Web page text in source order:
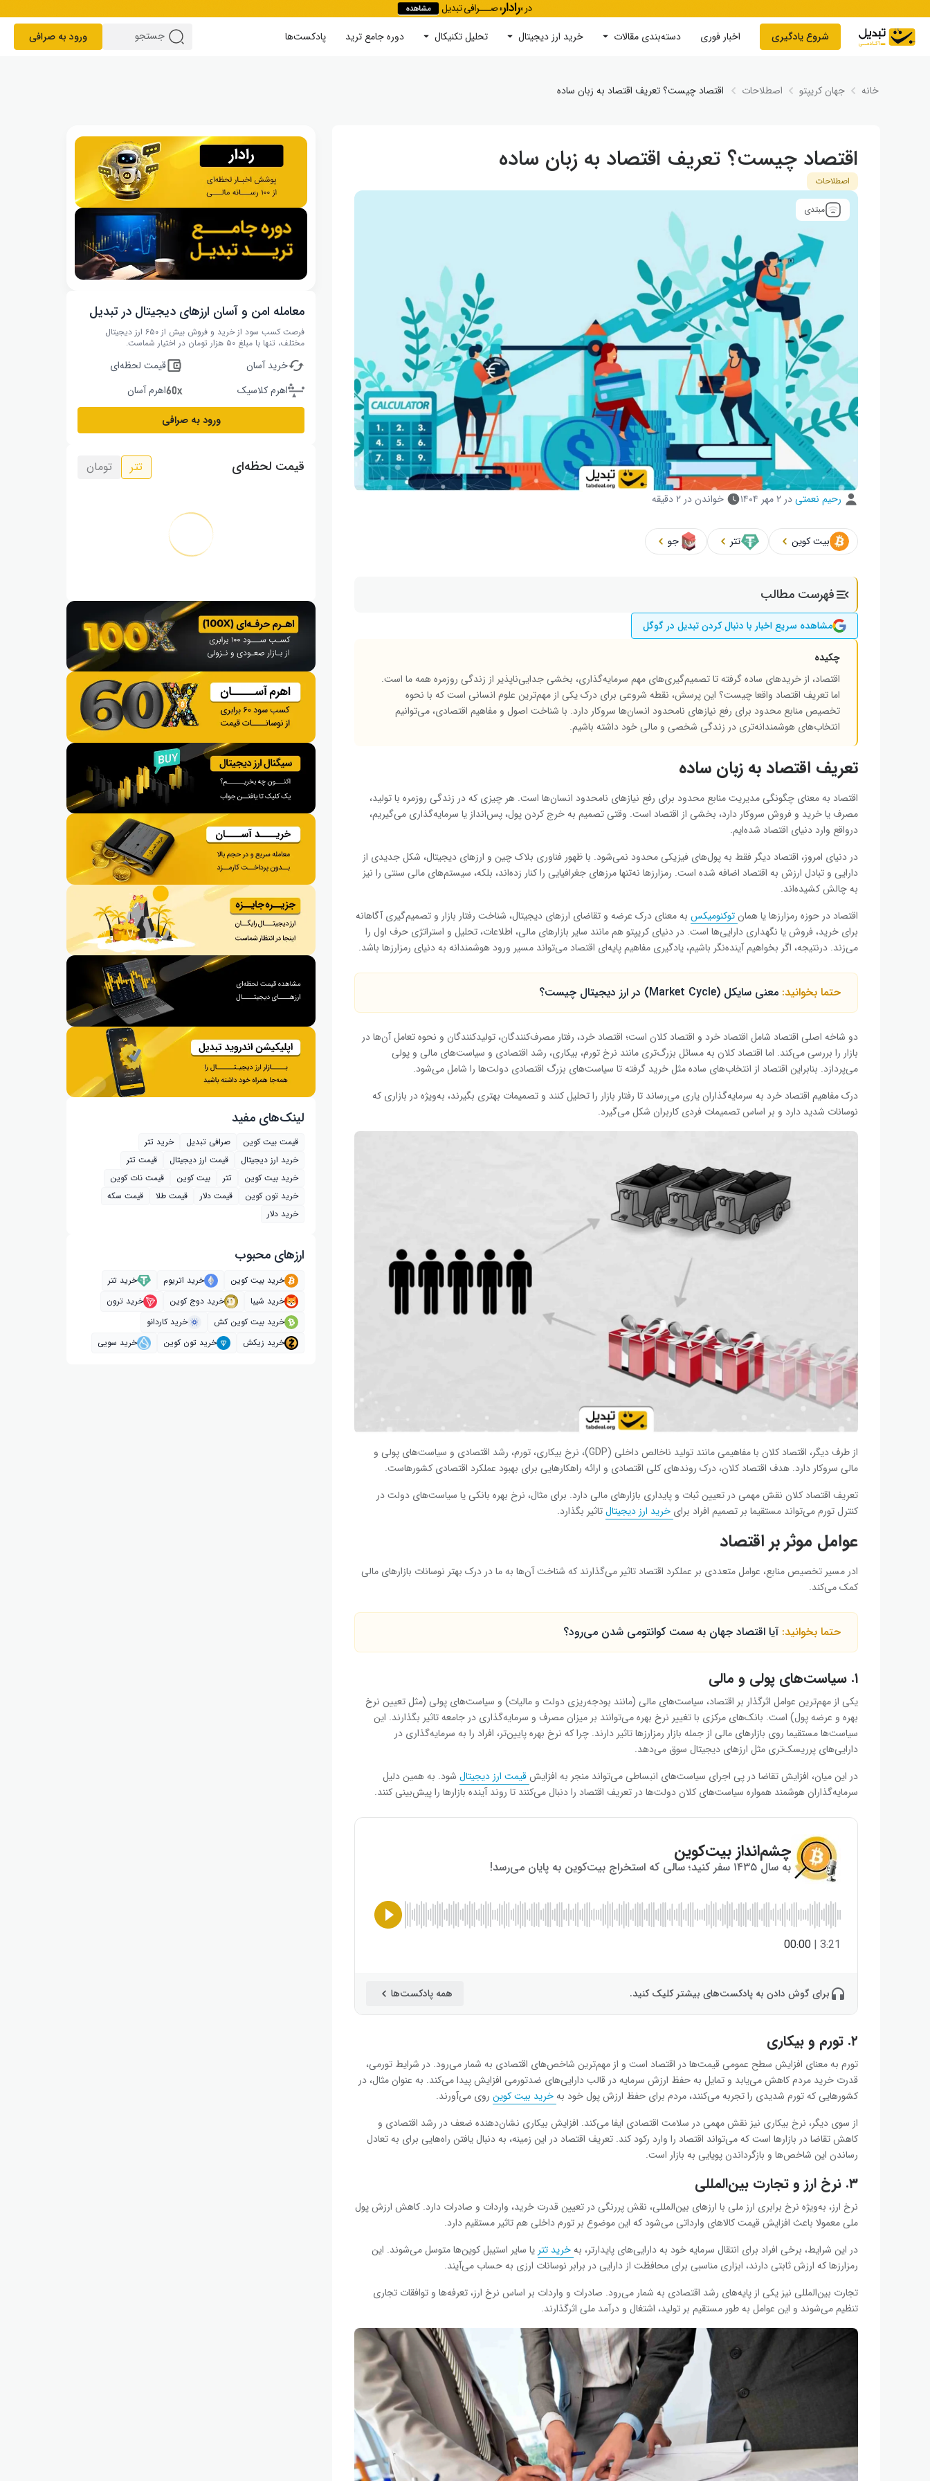
شروع یادگیری اخبار فوری دسته‌بندی مقالات خرید ارز دیجیتال تحلیل تکنیکال دوره‌ جامع ترید پادکست‌ها جستجو ورود به صرافی
خانه جهان کریپتو اصطلاحات اقتصاد چیست؟ تعریف اقتصاد به زبان ساده
اقتصاد چیست؟ تعریف اقتصاد به زبان ساده
اصطلاحات
مبتدی
رحیم نعمتیدر ۲ مهر ۱۴۰۴ خواندن در ۲ دقیقه
بیت کوین تتر جو
فهرست مطالب
مشاهده سریع اخبار با دنبال کردن تبدیل در گوگل
چکیده
اقتصاد، از خریدهای ساده گرفته تا تصمیم‌گیری‌های مهم سرمایه‌گذاری، بخشی جدایی‌ناپذیر از زندگی روزمره همه ما است.
اما تعریف اقتصاد واقعا چیست؟ این پرسش، نقطه شروعی برای درک یکی از مهم‌ترین علوم انسانی است که با نحوه
تخصیص منابع محدود برای رفع نیازهای نامحدود انسان‌ها سروکار دارد. با شناخت اصول و مفاهیم اقتصادی، می‌توانیم
انتخاب‌های هوشمندانه‌تری در زندگی شخصی و مالی خود داشته باشیم.
تعریف اقتصاد به زبان ساده
اقتصاد به معنای چگونگی مدیریت منابع محدود برای رفع نیازهای نامحدود انسان‌ها است. هر چیزی که در زندگی روزمره با تولید،
مصرف یا خرید و فروش سروکار دارد، بخشی از اقتصاد است. وقتی تصمیم به خرج کردن پول، پس‌انداز یا سرمایه‌گذاری می‌گیریم،
درواقع وارد دنیای اقتصاد شده‌ایم.
در دنیای امروز، اقتصاد دیگر فقط به پول‌های فیزیکی محدود نمی‌شود. با ظهور فناوری بلاک چین و ارزهای دیجیتال، شکل جدیدی از
دارایی و تبادل ارزش به اقتصاد اضافه شده است. رمزارزها نه‌تنها مرزهای جغرافیایی را کنار زده‌اند، بلکه، سیستم‌های مالی سنتی را نیز
به چالش کشیده‌اند.
اقتصاد در حوزه رمزارزها یا همانتوکنومیکس به معنای درک عرضه و تقاضای ارزهای دیجیتال، شناخت رفتار بازار و تصمیم‌گیری آگاهانه
برای خرید، فروش یا نگهداری دارایی‌ها است. در دنیای کریپتو هم مانند سایر بازارهای مالی، اطلاعات، تحلیل و استراتژی حرف اول را
می‌زند. درنتیجه، اگر بخواهیم آینده‌نگر باشیم، یادگیری مفاهیم پایه‌ای اقتصاد می‌تواند مسیر ورود هوشمندانه‌ به دنیای رمزارزها باشد.
حتما بخوانید: معنی سایکل (Market Cycle) در ارز دیجیتال چیست؟
دو شاخه اصلی اقتصاد شامل اقتصاد خرد و اقتصاد کلان است؛ اقتصاد خرد، رفتار مصرف‌کنندگان، تولیدکنندگان و نحوه تعامل آن‌ها در
بازار را بررسی می‌کند. اما اقتصاد کلان به مسائل بزرگ‌تری مانند نرخ تورم، بیکاری، رشد اقتصادی و سیاست‌های مالی و پولی
می‌پردازد. بنابراین اقتصاد از انتخاب‌های ساده مثل خرید گرفته تا سیاست‌های بزرگ اقتصادی دولت‌ها را شامل می‌شود.
درک مفاهیم اقتصاد خرد به سرمایه‌گذاران یاری می‌رساند تا رفتار بازار را تحلیل کنند و تصمیمات بهتری بگیرند، به‌ویژه در بازاری که
نوسانات شدید دارد و بر اساس تصمیمات فردی کاربران شکل می‌گیرد.
از طرف دیگر، اقتصاد کلان با مفاهیمی مانند تولید ناخالص داخلی (GDP)، نرخ بیکاری، تورم، رشد اقتصادی و سیاست‌های پولی و
مالی سروکار دارد. هدف اقتصاد کلان، درک روندهای کلی اقتصادی و ارائه راهکارهایی برای بهبود عملکرد اقتصادی کشورهاست.
تعریف اقتصاد کلان نقش مهمی در تعیین ثبات و پایداری بازارهای مالی دارد. برای مثال، نرخ بهره بانکی یا سیاست‌های دولت در
کنترل تورم می‌تواند مستقیما بر تصمیم افراد برای خرید ارز دیجیتالتاثیر بگذارد.
عوامل موثر بر اقتصاد
ادر مسیر تخصیص منابع، عوامل متعددی بر عملکرد اقتصاد تاثیر می‌گذارند که شناخت آن‌ها به ما در درک بهتر نوسانات بازارهای مالی
کمک می‌کند.
حتما بخوانید: آیا اقتصاد جهان به سمت کوانتومی شدن می‌رود؟
۱. سیاست‌های پولی و مالی
یکی از مهم‌ترین عوامل اثرگذار بر اقتصاد، سیاست‌های مالی (مانند بودجه‌ریزی دولت و مالیات) و سیاست‌های پولی (مثل تعیین نرخ
بهره و عرضه پول) است. بانک‌های مرکزی با تغییر نرخ بهره می‌توانند بر میزان مصرف و سرمایه‌گذاری در جامعه تاثیر بگذارند. این
سیاست‌ها مستقیما روی بازارهای مالی از جمله بازار رمزارزها تاثیر دارند. چرا که نرخ بهره پایین‌تر، افراد را به سرمایه‌گذاری در
دارایی‌های پرریسک‌تری مثل ارزهای دیجیتال سوق می‌دهد.
در این میان، افزایش تقاضا در پی اجرای سیاست‌های انبساطی می‌تواند منجر به افزایشقیمت ارز دیجیتال شود. به همین دلیل
سرمایه‌گذاران هوشمند همواره سیاست‌های کلان دولت‌ها در تعریف اقتصاد را دنبال می‌کنند تا روند آینده بازارها را پیش‌بینی کنند.
چشم‌انداز بیت‌کوین
به سال ۱۴۳۵ سفر کنید؛ سالی که استخراج بیت‌کوین به پایان می‌رسد!
3:21
|
00:00
برای گوش دادن به پادکست‌های بیشتر کلیک کنید. همه پادکست‌ها
۲. تورم و بیکاری
تورم به معنای افزایش سطح عمومی قیمت‌ها در اقتصاد است و از مهم‌ترین شاخص‌های اقتصادی به شمار می‌رود. در شرایط تورمی،
قدرت خرید مردم کاهش می‌یابد و تمایل به حفظ ارزش سرمایه در قالب دارایی‌های ضدتورمی افزایش پیدا می‌کند. به عنوان مثال، در
کشورهایی که تورم شدیدی را تجربه می‌کنند، مردم برای حفظ ارزش پول خود بهخرید بیت کوین روی می‌آورند.
از سوی دیگر، نرخ بیکاری نیز نقش مهمی در سلامت اقتصادی ایفا می‌کند. افزایش بیکاری نشان‌دهنده ضعف در رشد اقتصادی و
کاهش تقاضا در بازارها است که می‌تواند اقتصاد را وارد رکود کند. تعریف اقتصاد در این زمینه، به دنبال یافتن راه‌هایی برای به تعادل
رساندن این شاخص‌ها و بازگرداندن پویایی به بازار است.
۳. نرخ ارز و تجارت بین‌المللی
نرخ ارز، به‌ویژه نرخ برابری ارز ملی با ارزهای بین‌المللی، نقش پررنگی در تعیین قدرت خرید، واردات و صادرات دارد. کاهش ارزش پول
ملی معمولا باعث افزایش قیمت کالاهای وارداتی می‌شود که این موضوع بر تورم داخلی هم تاثیر مستقیم دارد.
در این شرایط، برخی افراد برای انتقال سرمایه خود به دارایی‌های پایدارتر، بهخرید تتر یا سایر استیبل کوین‌ها متوسل می‌شوند. این
رمزارزها که ارزش ثابتی دارند، ابزاری مناسبی برای محافظت از دارایی در برابر نوسانات ارزی به حساب می‌آیند.
تجارت بین‌المللی نیز یکی از پایه‌های رشد اقتصادی به شمار می‌رود. صادرات و واردات بر اساس نرخ ارز، تعرفه‌ها و توافقات تجاری
تنظیم می‌شوند و این عوامل به طور مستقیم بر تولید، اشتغال و درآمد ملی اثرگذارند.
معامله امن و آسان ارزهای دیجیتال در تبدیل
فرصت کسب سود از خرید و فروش بیش از ۶۵۰ ارز دیجیتال
مختلف، تنها با مبلغ ۵۰ هزار تومان در اختیار شماست.
خرید آسان
قیمت لحظه‌ای
اهرم کلاسیک
اهرم آسان
ورود به صرافی
قیمت لحظه‌ای تتر تومان
لینک‌های مفید
قیمت بیت کوین صرافی تبدیل
خرید تتر
خرید ارز دیجیتال
قیمت ارز دیجیتال
قیمت تتر
خرید بیت‌ کوین
تتر بیت کوین
قیمت نات کوین
خرید تون کوین
قیمت دلار قیمت طلا
قیمت سکه
خرید دلار
ارز‌های محبوب
خرید بیت کوین خرید اتریوم
خرید تتر
خرید شیبا
خرید دوج کوین
خرید ترون
خرید بیت کوین کش
خرید کاردانو
خرید زیکش
خرید تون کوین خرید سویی